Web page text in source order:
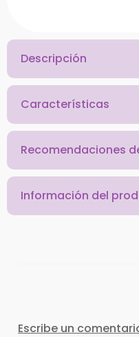
Descripción
Características
Recomendaciones
Información del
Escribe un